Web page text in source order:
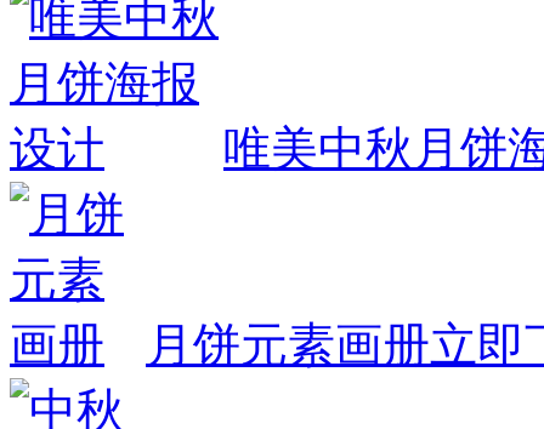
唯美中秋月饼
月饼元素画册立即